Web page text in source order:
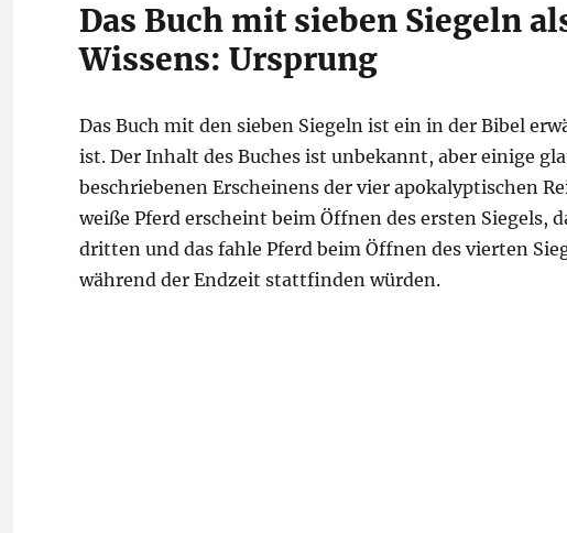
Das Buch mit sieben Siegeln
Wissens: Ursprung
Das Buch mit den sieben Siegeln ist ein in der Bibel
ist. Der Inhalt des Buches ist unbekannt, aber einige
beschriebenen Erscheinens der vier apokalyptischen
weiße Pferd erscheint beim Öffnen des ersten Siegels,
dritten und das fahle Pferd beim Öffnen des vierten
während der Endzeit stattfinden würden.